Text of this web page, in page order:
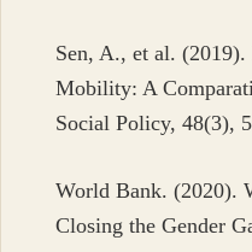
Sen, A., et al.
Mobility: A
Social Policy, 48(3),
World Bank. (2020).
Closing the Gender